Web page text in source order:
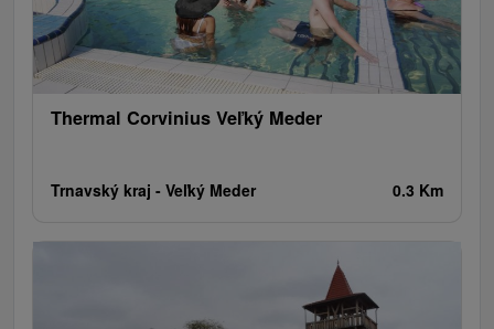
Ośrodek narciarski
Pola golfowe
Tory gokartowe
Amfiteatry i kina w przyrodzie
Szlaki winne Cyklotrasy
Thermal Corvinius Veľký Meder
Trnavský kraj - Veľký Meder 0.3 Km